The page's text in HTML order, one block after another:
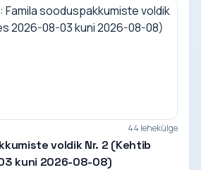
44 lehekülge
voldik Nr. 2 (Kehtib
kuni 2026-08-08)